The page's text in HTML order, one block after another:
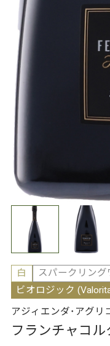
白 スパークリング
ビオロジック
アジィエンダ･アグリ
フランチャコ